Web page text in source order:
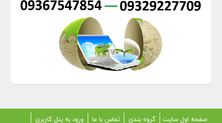
صفحه اول سایت گروه بندی تماس با ما
ورود به پنل کاربری